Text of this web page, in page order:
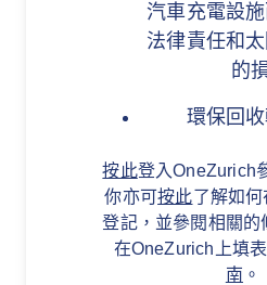
汽車充電設
法律責任和
的
環保回
按此登入OneZurich
你亦可按此了解如
登記，並參閱相關的
在OneZurich上填
南 。